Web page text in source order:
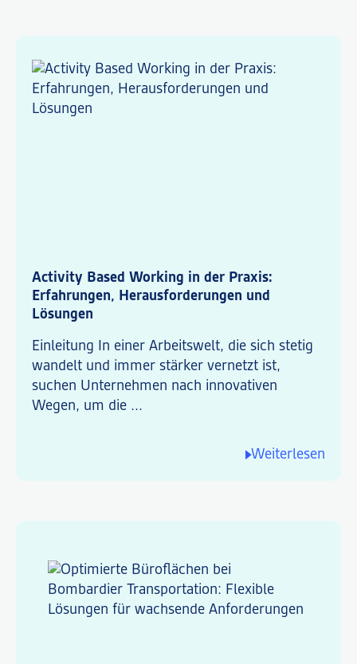
Activity Based Working in der Praxis:
Erfahrungen, Herausforderungen und
Lösungen
Einleitung In einer Arbeitswelt, die sich stetig
wandelt und immer stärker vernetzt ist,
suchen Unternehmen nach innovativen
Wegen, um die ...
Weiterlesen